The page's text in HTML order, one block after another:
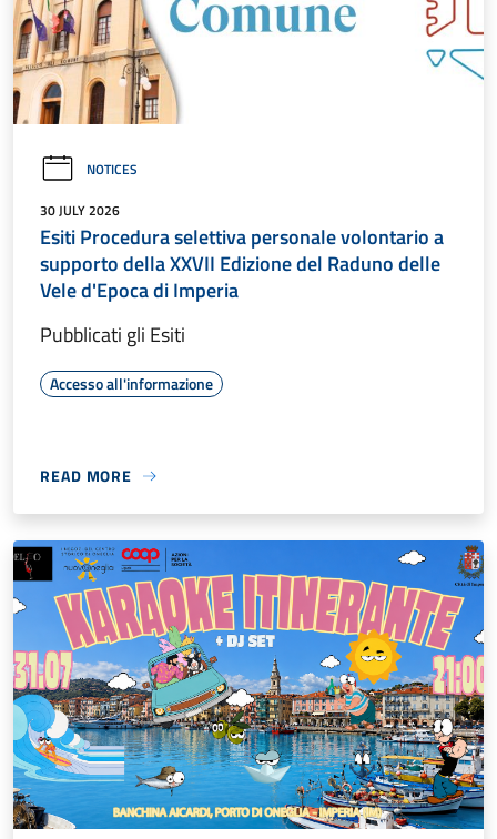
NOTICES
30 JULY 2026
Esiti Procedura selettiva personale volontario a
supporto della XXVII Edizione del Raduno delle
Vele d'Epoca di Imperia
Pubblicati gli Esiti
Accesso all'informazione
READ MORE